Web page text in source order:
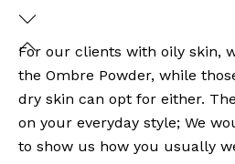
For our clients with oily skin,
the Ombre Powder, while
dry skin can opt for either.
on your everyday style; We
to show us how you usually